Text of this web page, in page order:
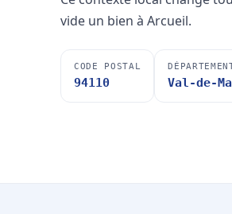
vide un bien à Arcueil.
CODE POSTAL
94110 Val-de-